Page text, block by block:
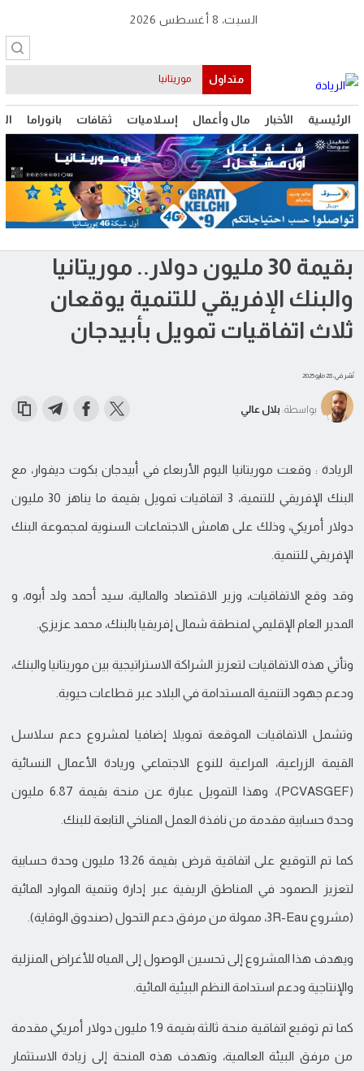
الرئيسية الأخبار مال وأعمال إسلاميات ثقافات بانوراما
السبت، 8 أغسطس 2026
متداول موريتانيا
بقيمة 30 مليون دولار.. موريتانيا
والبنك الإفريقي للتنمية يوقعان
ثلاث اتفاقيات تمويل بأبيدجان
نُشر في: 28 مايو 2025
بواسطة: بلال عالي
الريادة : وقعت موريتانيا اليوم الأربعاء في أبيدجان بكوت ديفوار، مع
البنك الإفريقي للتنمية، 3 اتفاقيات تمويل بقيمة ما يناهز 30 مليون
دولار أمريكي، وذلك على هامش الاجتماعات السنوية لمجموعة البنك
الإفريقي للتنمية.
وقد وقع الاتفاقيات، وزير الاقتصاد والمالية، سيد أحمد ولد أبوه، و
المدير العام الإقليمي لمنطقة شمال إفريقيا بالبنك، محمد عزيزي.
وتأتي هذه الاتفاقيات لتعزيز الشراكة الاستراتيجية بين موريتانيا والبنك،
ودعم جهود التنمية المستدامة في البلاد عبر قطاعات حيوية.
وتشمل الاتفاقيات الموقعة تمويلا إضافيا لمشروع دعم سلاسل
القيمة الزراعية، المراعية للنوع الاجتماعي وريادة الأعمال النسائية
(PCVASGEF)، وهذا التمويل عبارة عن منحة بقيمة 6.87 مليون
وحدة حسابية مقدمة من نافذة العمل المناخي التابعة للبنك.
كما تم التوقيع على اتفاقية قرض بقيمة 13.26 مليون وحدة حسابية
لتعزيز الصمود في المناطق الريفية عبر إدارة وتنمية الموارد المائية
(مشروع 3R-Eau، ممولة من مرفق دعم التحول (صندوق الوقاية).
ويهدف هذا المشروع إلى تحسين الوصول إلى المياه للأغراض المنزلية
والإنتاجية ودعم استدامة النظم البيئية المائية.
كما تم توقيع اتفاقية منحة ثالثة بقيمة 1.9 مليون دولار أمريكي مقدمة
من مرفق البيئة العالمية، وتهدف هذه المنحة إلى زيادة الاستثمار